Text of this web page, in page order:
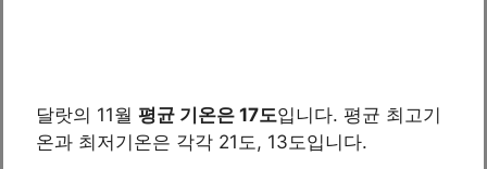
달랏의 11월 평균 기온은 17도입니다. 평균 최고기
온과 최저기온은 각각 21도, 13도입니다.